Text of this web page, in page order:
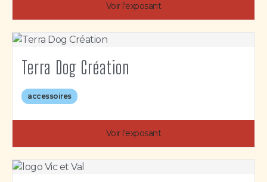
Voir l'exposant
Terra Dog Création
accessoires
Voir l'exposant